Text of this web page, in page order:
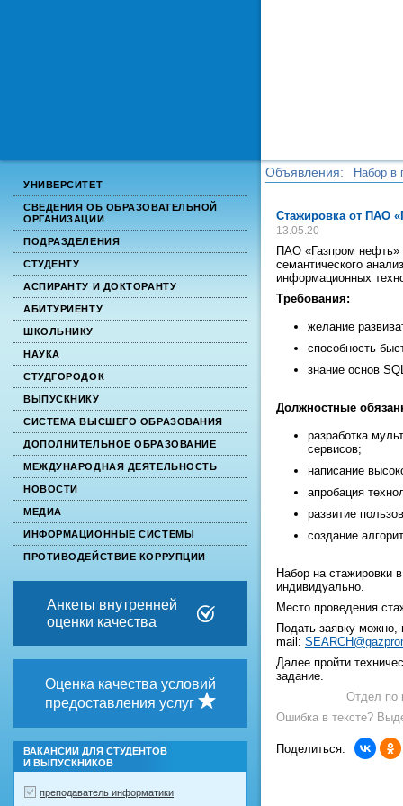
УНИВЕРСИТЕТ
СВЕДЕНИЯ ОБ ОБРАЗОВАТЕЛЬНОЙ
ОРГАНИЗАЦИИ
ПОДРАЗДЕЛЕНИЯ
СТУДЕНТУ
АСПИРАНТУ И ДОКТОРАНТУ
АБИТУРИЕНТУ
ШКОЛЬНИКУ
НАУКА
СТУДГОРОДОК
ВЫПУСКНИКУ
СИСТЕМА ВЫСШЕГО ОБРАЗОВАНИЯ
ДОПОЛНИТЕЛЬНОЕ ОБРАЗОВАНИЕ
МЕЖДУНАРОДНАЯ ДЕЯТЕЛЬНОСТЬ
НОВОСТИ
МЕДИА
ИНФОРМАЦИОННЫЕ СИСТЕМЫ
ПРОТИВОДЕЙСТВИЕ КОРРУПЦИИ
Анкеты внутренней
оценки качества
Оценка качества условий
предоставления услуг
ВАКАНСИИ ДЛЯ СТУДЕНТОВ
И ВЫПУСКНИКОВ
преподаватель информатики
Объявления:
Набор в
Стажировка от ПАО
13.05.20
ПАО «Газпром нефть»
семантического
информационных
Требования:
желание
способность
знание основ
Должностные
разработка
сервисов;
написание
апробация
развитие
создание
Набор на стажировки
индивидуально.
Место проведения
Подать заявку можно,
mail:
Далее пройти
задание.
Отдел по
Ошибка в тексте?
Поделиться: